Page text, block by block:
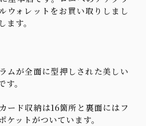
ウォレットをお買い取りしまし
ます。
ムが全面に型押しされた美しい
。
ード収納は16箇所と裏面にはフ
ケットがついています。